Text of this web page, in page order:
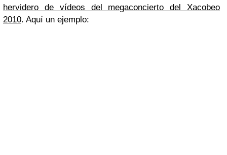
hervidero de vídeos del megaconcierto del Xacobeo
2010. Aquí un ejemplo: